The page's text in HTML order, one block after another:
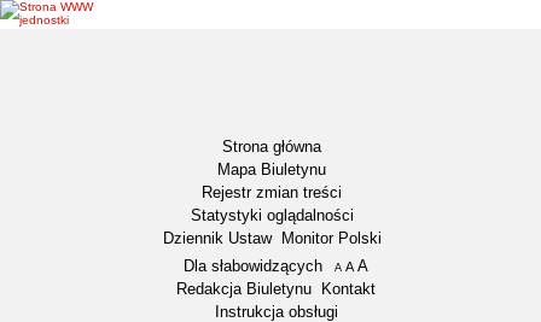
Strona główna
Mapa Biuletynu
Rejestr zmian treści
Statystyki oglądalności
Dziennik Ustaw
Monitor Polski
Menu dodatkowe
Dla słabowidzących A pomniejsz czcionkę
A standardowy rozmiar czcionki
A
Redakcja Biuletynu
Kontakt
Instrukcja obsługi